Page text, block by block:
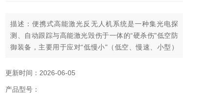
描述：便携式高能激光反无人机系统是一种集光电探
测、自动跟踪与高能激光毁伤于一体的“硬杀伤"低空防
御装备，主要用于应对“低慢小"（低空、慢速、小型）
束，瞬间照射并烧蚀无人机的外壳、电机、电池或飞控
更新时间：2026-06-05
产品型号：